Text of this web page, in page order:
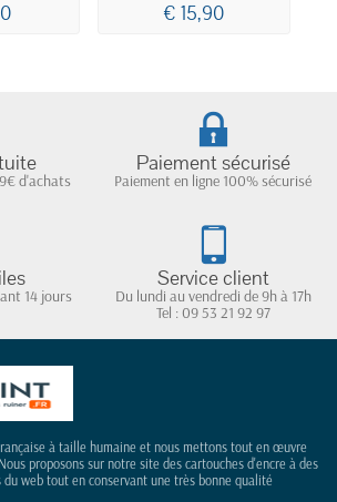
€ 15,90
d'achats
Paiement sécurisé
Paiement en ligne 100% sécurisé
14 jours
Service client
Du lundi au vendredi de 9h à 17h
Tel : 09 53 21 92 97
à taille humaine et nous mettons tout en œuvre
proposons sur notre site des cartouches d'encre à des
web tout en conservant une très bonne qualité